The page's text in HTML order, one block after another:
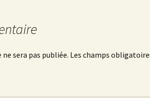
sera pas publiée. Les champs